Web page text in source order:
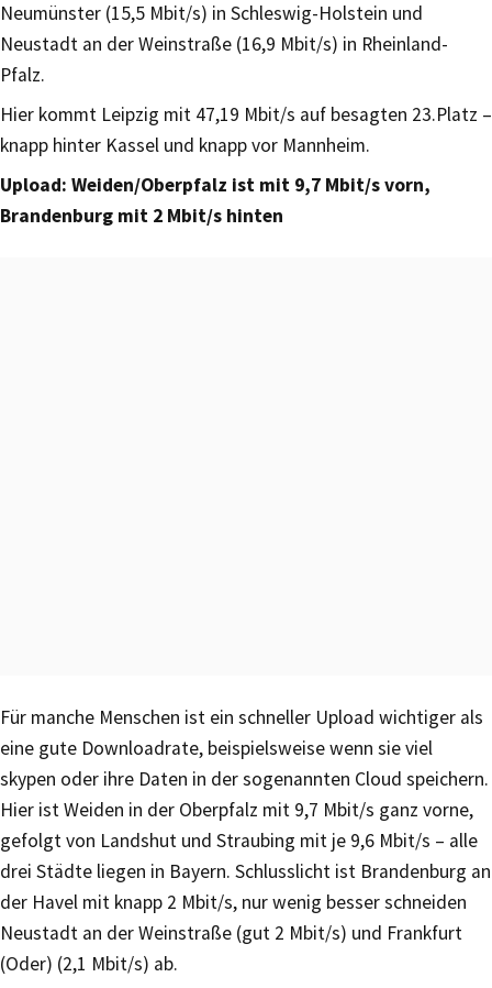
Neumünster (15,5 Mbit/s) in Schleswig-Holstein und
Neustadt an der Weinstraße (16,9 Mbit/s) in Rheinland-
Pfalz.
Hier kommt Leipzig mit 47,19 Mbit/s auf besagten 23.Platz –
knapp hinter Kassel und knapp vor Mannheim.
Upload: Weiden/Oberpfalz ist mit 9,7 Mbit/s vorn,
Brandenburg mit 2 Mbit/s hinten
Für manche Menschen ist ein schneller Upload wichtiger als
eine gute Downloadrate, beispielsweise wenn sie viel
skypen oder ihre Daten in der sogenannten Cloud speichern.
Hier ist Weiden in der Oberpfalz mit 9,7 Mbit/s ganz vorne,
gefolgt von Landshut und Straubing mit je 9,6 Mbit/s – alle
drei Städte liegen in Bayern. Schlusslicht ist Brandenburg an
der Havel mit knapp 2 Mbit/s, nur wenig besser schneiden
Neustadt an der Weinstraße (gut 2 Mbit/s) und Frankfurt
(Oder) (2,1 Mbit/s) ab.